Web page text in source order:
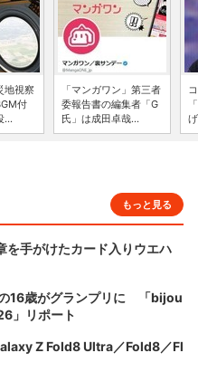
地視察
付
...
「マンガワン」第三者
委報告書の編集者「G
氏」は成田卓哉...
もっと見る
を手がけたカード入りウエハ
16歳がグランプリに 「bijou
」リポート
Z Fold8 Ultra／Fold8／Fl